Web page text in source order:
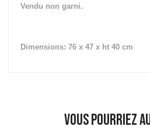
Vendu non garni.
Dimensions: 76 x 47 x ht 40 cm
Vous pourriez